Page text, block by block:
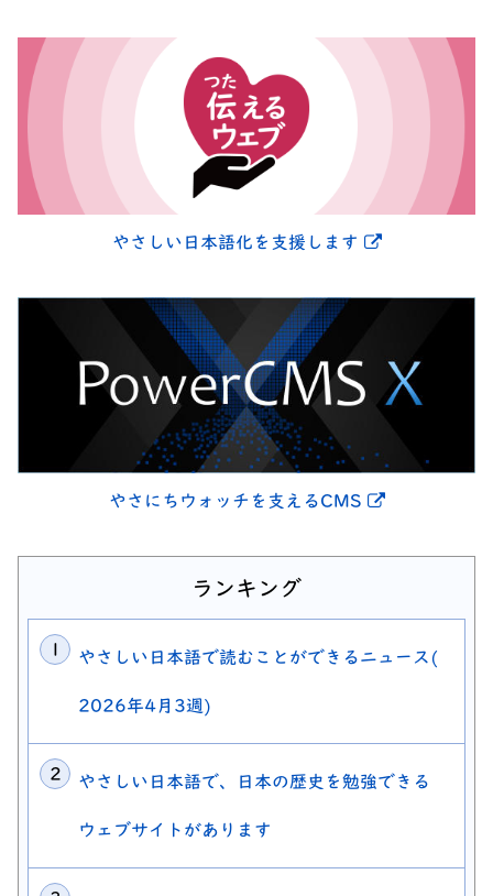
やさしい日本語化を支援します 別ウィンドウ
やさにちウォッチを支えるCMS 別ウィンド
ランキング
やさしい日本語で読むことができるニュース(
2026年4月3週)
やさしい日本語で、日本の歴史を勉強できる
ウェブサイトがあります